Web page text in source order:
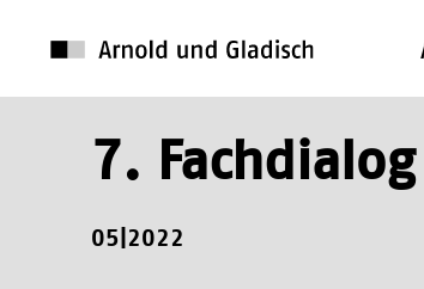
7. Fachdialog
05|2022